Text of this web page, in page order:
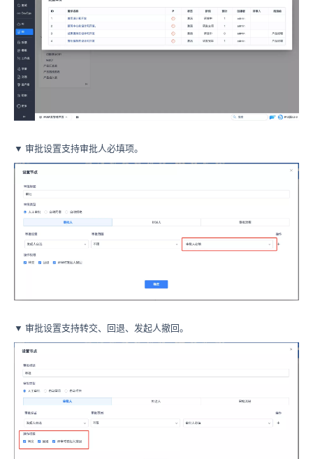
▼ 审批设置支持审批人必填项。
▼ 审批设置支持转交、回退、发起人撤回。